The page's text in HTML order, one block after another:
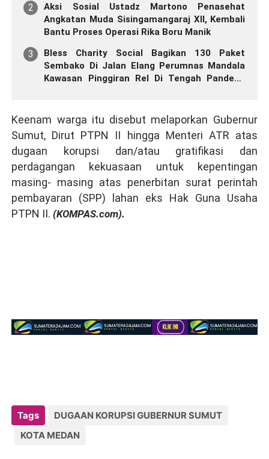
Aksi Sosial Ustadz Martono Penasehat
Angkatan Muda Sisingamangaraj XII, Kembali
Bantu Proses Operasi Rika Boru Manik
Bless Charity Social Bagikan 130 Paket
Sembako Di Jalan Elang Perumnas Mandala
Kawasan Pinggiran Rel Di Tengah Pandemi
Keenam warga itu disebut melaporkan Gubernur
Sumut, Dirut PTPN II hingga Menteri ATR atas
dugaan korupsi dan/atau gratifikasi dan
perdagangan kekuasaan untuk kepentingan
masing- masing atas penerbitan surat perintah
pembayaran (SPP) lahan eks Hak Guna Usaha
PTPN II.(KOMPAS.com).
Tags
DUGAAN KORUPSI GUBERNUR SUMUT
KOTA MEDAN